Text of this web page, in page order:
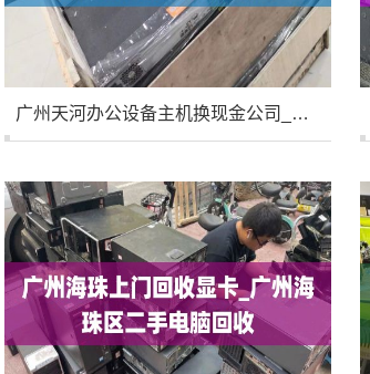
广州天河办公设备主机换现金公司_广州天河区电脑上门维修